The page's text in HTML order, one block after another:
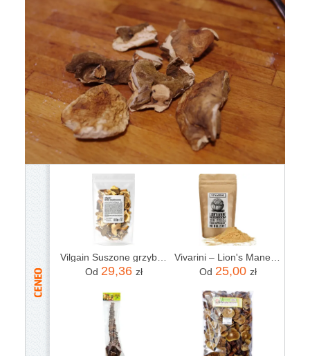
Vilgain Suszone grzyby Borowik usiatkowany 50g
Od 29,36 zł
Vivarini – Lion's Mane – soplówka jeżowata 30 g
Od 25,00 zł